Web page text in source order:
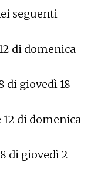
seguenti
di domenica
di giovedì 18
di domenica
di giovedì 2